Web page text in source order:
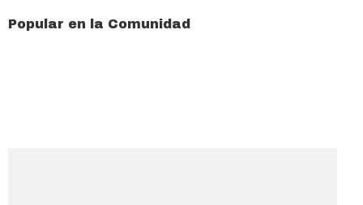
Popular en la Comunidad